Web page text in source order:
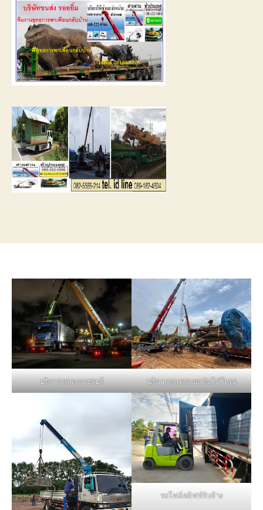
บริการรถเครนชลบุรี บริการรถเครนยกต้นไม้ใหญ่
รถโฟล์คลิฟท์รับจ้าง